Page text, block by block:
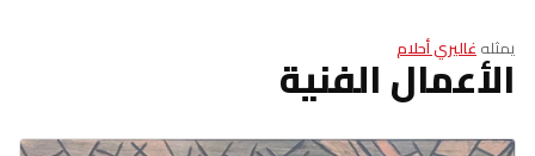
يمثله غاليري أحلام
الأعمال الفنية